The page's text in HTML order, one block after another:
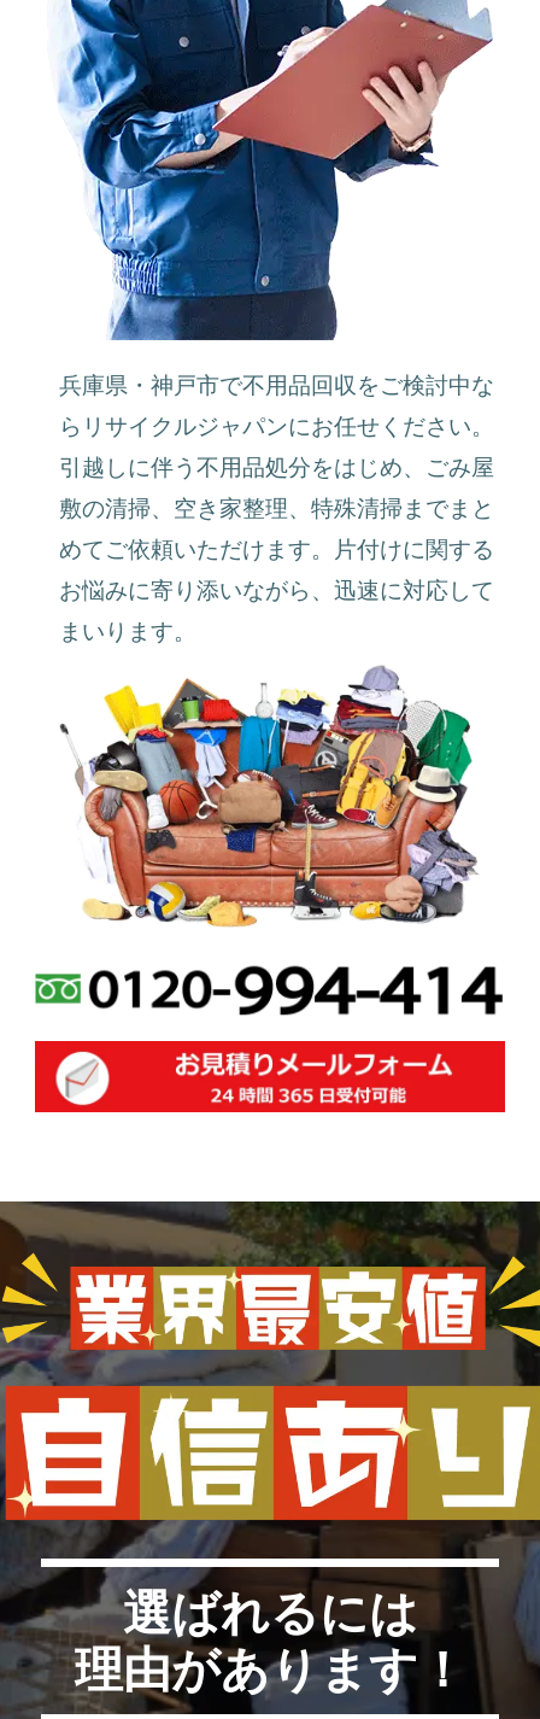
兵庫県・神戸市で不用品回収をご検討中な
らリサイクルジャパンにお任せください。
引越しに伴う不用品処分をはじめ、ごみ屋
敷の清掃、空き家整理、特殊清掃までまと
めてご依頼いただけます。片付けに関する
お悩みに寄り添いながら、迅速に対応して
まいります。
選ばれるには
理由があります！